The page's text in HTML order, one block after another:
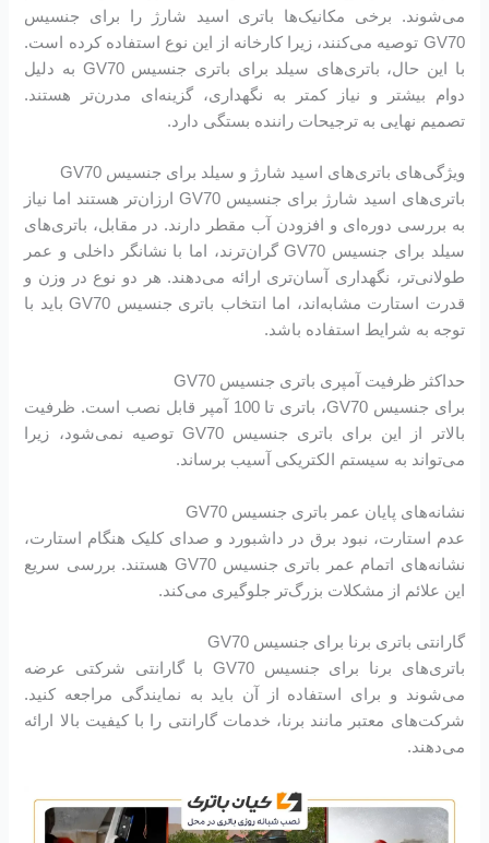
می‌شوند. برخی مکانیک‌ها باتری اسید شارژ را برای جنسیس
GV70 توصیه می‌کنند، زیرا کارخانه از این نوع استفاده کرده است.
با این حال، باتری‌های سیلد برای باتری جنسیس GV70 به دلیل
دوام بیشتر و نیاز کمتر به نگهداری، گزینه‌ای مدرن‌تر هستند.
تصمیم نهایی به ترجیحات راننده بستگی دارد.
ویژگی‌های باتری‌های اسید شارژ و سیلد برای جنسیس GV70
باتری‌های اسید شارژ برای جنسیس GV70 ارزان‌تر هستند اما نیاز
به بررسی دوره‌ای و افزودن آب مقطر دارند. در مقابل، باتری‌های
سیلد برای جنسیس GV70 گران‌ترند، اما با نشانگر داخلی و عمر
طولانی‌تر، نگهداری آسان‌تری ارائه می‌دهند. هر دو نوع در وزن و
قدرت استارت مشابه‌اند، اما انتخاب باتری جنسیس GV70 باید با
توجه به شرایط استفاده باشد.
حداکثر ظرفیت آمپری باتری جنسیس GV70
برای جنسیس GV70، باتری تا 100 آمپر قابل نصب است. ظرفیت
بالاتر از این برای باتری جنسیس GV70 توصیه نمی‌شود، زیرا
می‌تواند به سیستم الکتریکی آسیب برساند.
نشانه‌های پایان عمر باتری جنسیس GV70
عدم استارت، نبود برق در داشبورد و صدای کلیک هنگام استارت،
نشانه‌های اتمام عمر باتری جنسیس GV70 هستند. بررسی سریع
این علائم از مشکلات بزرگ‌تر جلوگیری می‌کند.
گارانتی باتری برنا برای جنسیس GV70
باتری‌های برنا برای جنسیس GV70 با گارانتی شرکتی عرضه
می‌شوند و برای استفاده از آن باید به نمایندگی مراجعه کنید.
شرکت‌های معتبر مانند برنا، خدمات گارانتی را با کیفیت بالا ارائه
می‌دهند.